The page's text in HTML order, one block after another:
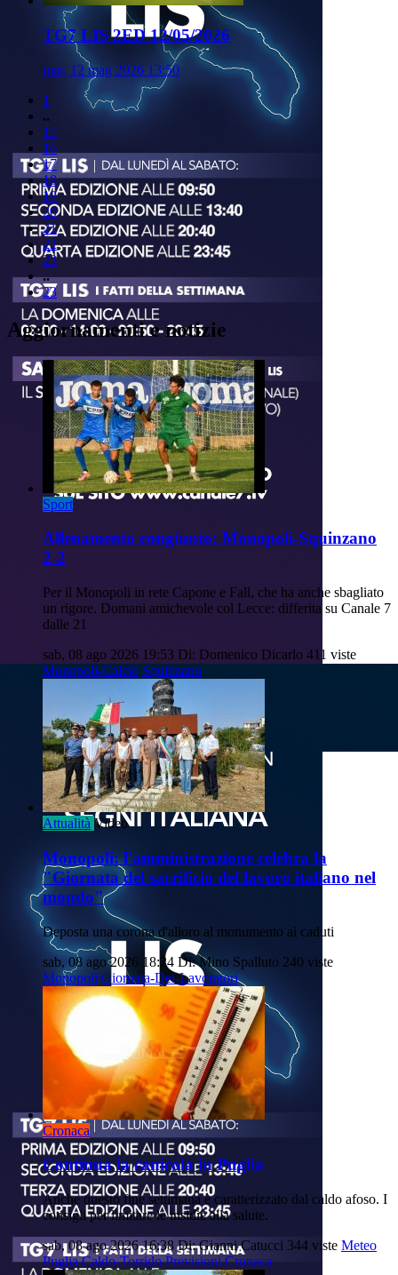
TG7 LIS 2ED 12/05/2026
mar, 12 mag 2026 13:50
1
..
15
16
17
18
19
20
21
22
23
..
23
Aggiornamenti e notizie
Sport
Allenamento congiunto: Monopoli-Squinzano
2-2
Per il Monopoli in rete Capone e Fall, che ha anche sbagliato
un rigore. Domani amichevole col Lecce: differita su Canale 7
dalle 21
sab, 08 ago 2026 19:53 Di: Domenico Dicarlo 411 viste
Monopoli-Calcio Squinzano
Attualità Video
Monopoli: l'amministrazione celebra la
"Giornata del sacrificio del lavoro italiano nel
mondo"
Deposta una corona d'alloro al monumento ai caduti
sab, 08 ago 2026 18:24 Di: Mino Spalluto 240 viste
Monopoli Giornata-Dei-Lavoratori
Cronaca
Continua la canicola in Puglia
Anche questo fine settimana è caratterizzato dal caldo afoso. I
consigli per limitare le insidie alla salute.
sab, 08 ago 2026 16:38 Di: Gianni Catucci 344 viste Meteo
Puglia Caldo-Torrido Previsioni Cronaca